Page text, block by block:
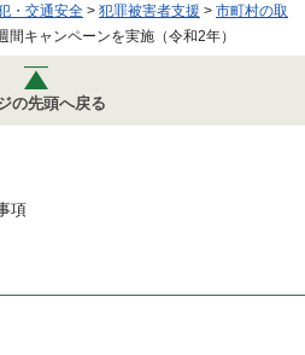
・交通安全 > 犯罪被害者支援 > 市町村の取
キャンペーンを実施（令和2年）
の先頭へ戻る
項